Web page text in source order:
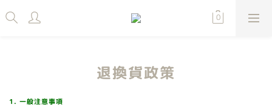
退換貨政策
1. 一般注意事項